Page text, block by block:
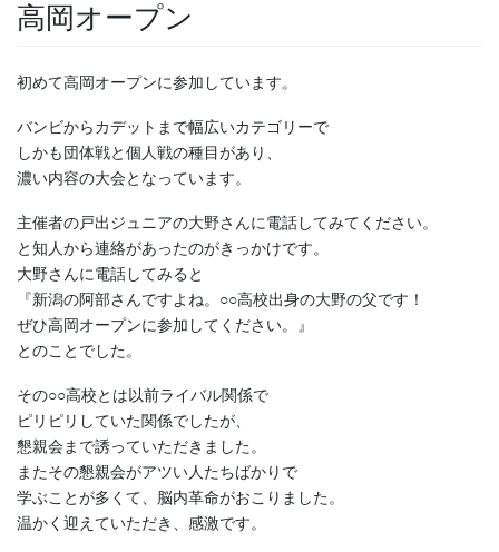
高岡オープン
初めて高岡オープンに参加しています。
バンビからカデットまで幅広いカテゴリーで
しかも団体戦と個人戦の種目があり、
濃い内容の大会となっています。
主催者の戸出ジュニアの大野さんに電話してみてください。
と知人から連絡があったのがきっかけです。
大野さんに電話してみると
『新潟の阿部さんですよね。○○高校出身の大野の父です！
ぜひ高岡オープンに参加してください。』
とのことでした。
その○○高校とは以前ライバル関係で
ピリピリしていた関係でしたが、
懇親会まで誘っていただきました。
またその懇親会がアツい人たちばかりで
学ぶことが多くて、脳内革命がおこりました。
温かく迎えていただき、感激です。